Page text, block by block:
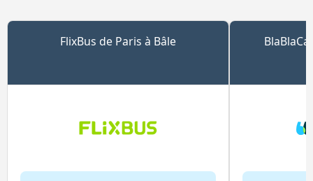
FlixBus de Paris à Bâle